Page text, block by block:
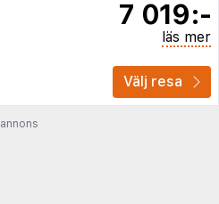
7 019:-
läs mer
Välj resa
annons